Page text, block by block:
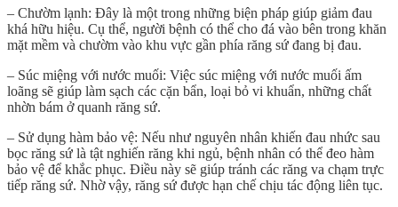
– Chườm lạnh: Đây là một trong những biện pháp giúp giảm đau
khá hữu hiệu. Cụ thể, người bệnh có thể cho đá vào bên trong khăn
mặt mềm và chườm vào khu vực gần phía răng sứ đang bị đau.
– Súc miệng với nước muối: Việc súc miệng với nước muối ấm
loãng sẽ giúp làm sạch các cặn bẩn, loại bỏ vi khuẩn, những chất
nhờn bám ở quanh răng sứ.
– Sử dụng hàm bảo vệ: Nếu như nguyên nhân khiến đau nhức sau
bọc răng sứ là tật nghiến răng khi ngủ, bệnh nhân có thể đeo hàm
bảo vệ để khắc phục. Điều này sẽ giúp tránh các răng va chạm trực
tiếp răng sứ. Nhờ vậy, răng sứ được hạn chế chịu tác động liên tục.